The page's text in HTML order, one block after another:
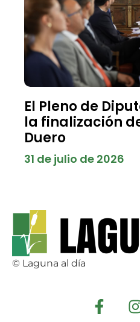
El Pleno de
la finalización
Duero
31 de julio de 2026
© Laguna al día